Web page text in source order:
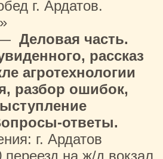
г. Ардатов.
Деловая часть.
рассказ
агротехнологии
разбор ошибок,
ответы.
г. Ардатов